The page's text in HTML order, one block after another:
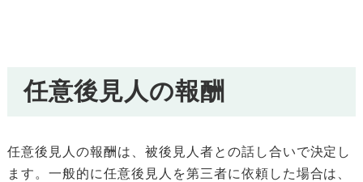
任意後見人の報酬
任意後見人の報酬は、被後見人者との話し合いで決定し
ます。一般的に任意後見人を第三者に依頼した場合は、